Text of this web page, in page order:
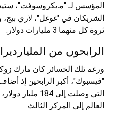
المؤسس لـ "مايكروسوفت"، ستيف
الشريكان في "غوغل"، لاري
ثروة كل منهما 3 مليارات دولار.
الرابحون من
ورغم تلك الخسائر كان مارك
التي وصلت إلى
العالم إلى المركز الثالث.